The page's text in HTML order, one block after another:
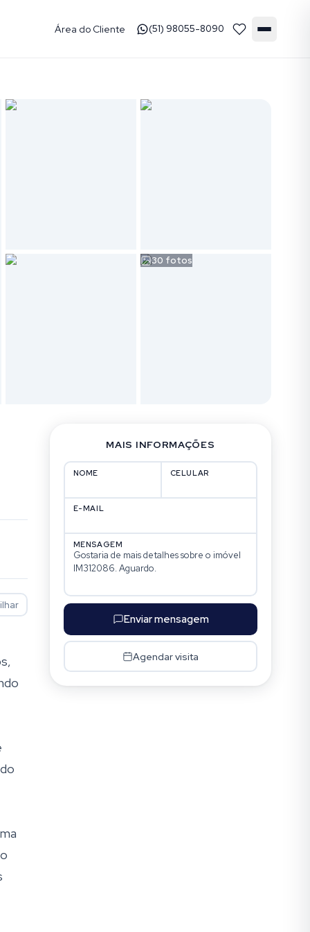
Área do Cliente (51) 98055-8090
30 fotos
MAIS INFORMAÇÕES
NOME CELULAR
E-MAIL
MENSAGEM
Enviar mensagem
Agendar visita